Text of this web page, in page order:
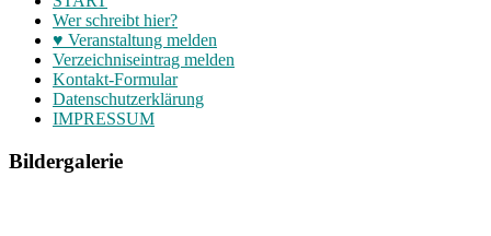
Wer schreibt hier?
♥ Veranstaltung melden
Verzeichniseintrag melden
Kontakt-Formular
Datenschutzerklärung
IMPRESSUM
Bildergalerie